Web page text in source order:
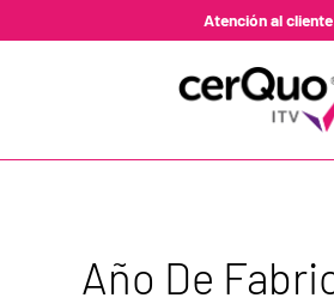
Atención al cliente
Año De